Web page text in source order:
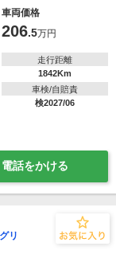
車両価格
206.5万円
走行距離
1842Km
車検/自賠責
検2027/06
電話をかける
リ